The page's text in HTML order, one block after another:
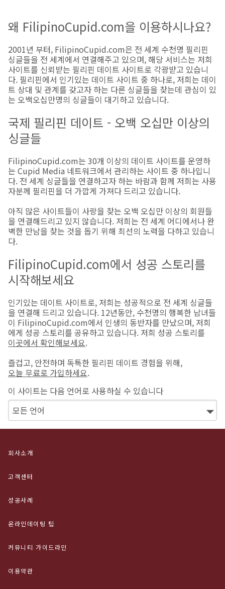
왜 FilipinoCupid.com을 이용하시나요?
2001년 부터, FilipinoCupid.com은 전 세계 수천명 필리핀
싱글들을 전 세계에서 연결해주고 있으며, 해당 서비스는 저희
사이트를 신뢰받는 필리핀 데이트 사이트로 각광받고 있습니
다. 필리핀에서 인기있는 데이트 사이트 중 하나로, 저희는 데이
트 상대 및 관계를 갖고자 하는 다른 싱글들을 찾는데 관심이 있
는 오백오십만명의 싱글들이 대기하고 있습니다.
국제 필리핀 데이트 - 오백 오십만 이상의
싱글들
FilipinoCupid.com는 30개 이상의 데이트 사이트를 운영하
는 Cupid Media 네트워크에서 관리하는 사이트 중 하나입니
다. 전 세계 싱글들을 연결하고자 하는 바람과 함께 저희는 사용
자분께 필리핀을 더 가깝게 가져다 드리고 있습니다.
아직 많은 사이트들이 사랑을 찾는 오백 오십만 이상의 회원들
을 연결해드리고 있지 않습니다. 저희는 전 세계 어디에서나 완
벽한 만남을 찾는 것을 돕기 위해 최선의 노력을 다하고 있습니
다.
FilipinoCupid.com에서 성공 스토리를
시작해보세요
인기있는 데이트 사이트로, 저희는 성공적으로 전 세계 싱글들
을 연결해 드리고 있습니다. 12년동안, 수천명의 행복한 남녀들
이 FilipinoCupid.com에서 인생의 동반자를 만났으며, 저희
에게 성공 스토리를 공유하고 있습니다. 저희 성공 스토리를
이곳에서 확인해보세요.
즐겁고, 안전하며 독특한 필리핀 데이트 경험을 위해,
오늘 무료로 가입하세요.
이 사이트는 다음 언어로 사용하실 수 있습니다
회사소개
고객센터
성공사례
온라인데이팅 팁
커뮤니티 가이드라인
이용약관